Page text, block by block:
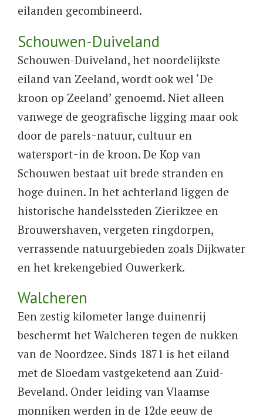
eilanden gecombineerd.
Schouwen-Duiveland
Schouwen-Duiveland, het noordelijkste
eiland van Zeeland, wordt ook wel ‘De
kroon op Zeeland’ genoemd. Niet alleen
vanwege de geografische ligging maar ook
door de parels ̵ natuur, cultuur en
watersport ̵ in de kroon. De Kop van
Schouwen bestaat uit brede stranden en
hoge duinen. In het achterland liggen de
historische handelssteden Zierikzee en
Brouwershaven, vergeten ringdorpen,
verrassende natuurgebieden zoals Dijkwater
en het krekengebied Ouwerkerk.
Walcheren
​Een zestig kilometer lange duinenrij
beschermt het Walcheren tegen de nukken
van de Noordzee. Sinds 1871 is het eiland
met de Sloedam vastgeketend aan Zuid-
Beveland. Onder leiding van Vlaamse
monniken werden in de 12de eeuw de